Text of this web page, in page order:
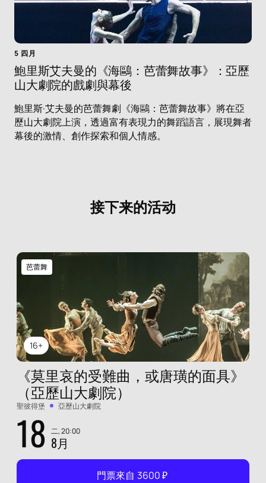
5 四月
鮑里斯艾夫曼的《海鷗：芭蕾舞故事》：亞歷
山大劇院的戲劇與幕後
鮑里斯·艾夫曼的芭蕾舞劇《海鷗：芭蕾舞故事》將在亞
歷山大劇院上演，透過富有表現力的舞蹈語言，展現舞者
幕後的激情、創作探索和個人情感。
接下来的活动
16+
芭蕾舞
《莫里哀的受難曲，或唐璜的面具》
（亞歷山大劇院）
聖彼得堡 亞歷山大劇院
18 二, 20:00
8月
門票來自 3600₽